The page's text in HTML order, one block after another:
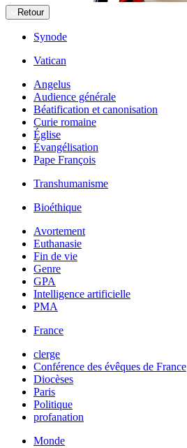
Retour
Synode
Vatican
Angelus
Audience générale
Béatification et canonisation
Curie romaine
Église
Évangélisation
Pape François
Transhumanisme
Bioéthique
Avortement
Euthanasie
Fin de vie
Genre
GPA
Intelligence artificielle
PMA
France
clerge
Conférence des évêques de France
Diocèses
Paris
Politique
profanation
Monde